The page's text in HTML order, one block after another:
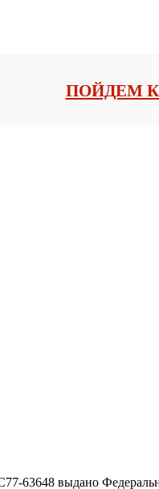
ПОЙДЕМ
63648 выдано